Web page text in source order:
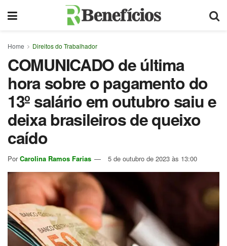
Home Direitos do Trabalhador
COMUNICADO de última
hora sobre o pagamento do
13º salário em outubro saiu e
deixa brasileiros de queixo
caído
Por Carolina Ramos Farias 5 de outubro de 2023 às 13:00